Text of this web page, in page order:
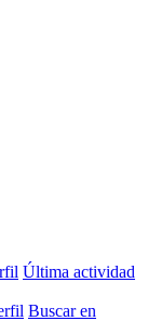
Última actividad
Buscar en